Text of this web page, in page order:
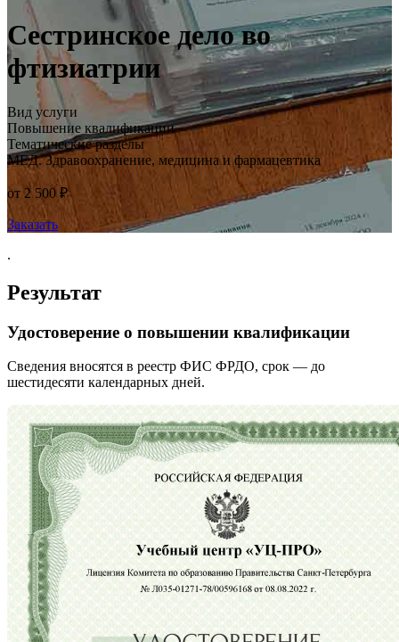
Сестринское дело во
фтизиатрии
Вид услуги
Повышение квалификации
Тематические разделы
МЕД. Здравоохранение, медицина и фармацевтика
от 2 500 ₽
Заказать
.
Результат
Удостоверение о повышении квалификации
Сведения вносятся в реестр ФИС ФРДО, срок — до
шестидесяти календарных дней.